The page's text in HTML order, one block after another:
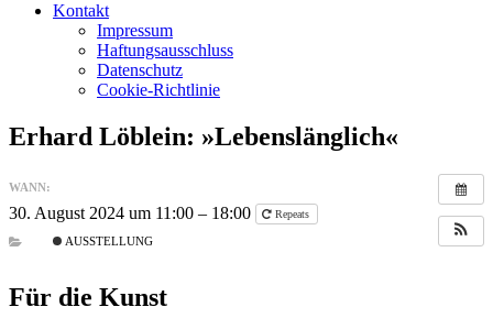
Kontakt
Impressum
Haftungsausschluss
Datenschutz
Cookie-Richtlinie
Erhard Löblein: »Lebenslänglich«
WANN:
30. August 2024 um 11:00 – 18:00 Repeats
AUSSTELLUNG
Für die Kunst